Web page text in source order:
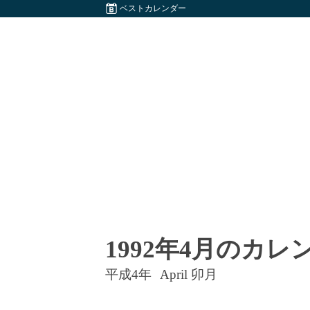
ベストカレンダー
1992年4月のカレ
平成4年 April 卯月